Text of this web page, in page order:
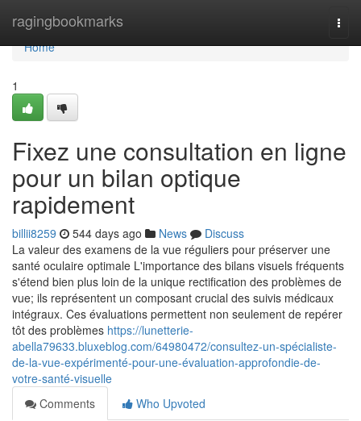
ragingbookmarks
Home
Home
1
Fixez une consultation en ligne
pour un bilan optique
rapidement
billii8259 544 days ago News
Discuss
La valeur des examens de la vue réguliers pour préserver une
santé oculaire optimale L'importance des bilans visuels fréquents
s'étend bien plus loin de la unique rectification des problèmes de
vue; ils représentent un composant crucial des suivis médicaux
intégraux. Ces évaluations permettent non seulement de repérer
tôt des problèmes https://lunetterie-
abella79633.bluxeblog.com/64980472/consultez-un-spécialiste-
de-la-vue-expérimenté-pour-une-évaluation-approfondie-de-
votre-santé-visuelle
Comments
Who Upvoted